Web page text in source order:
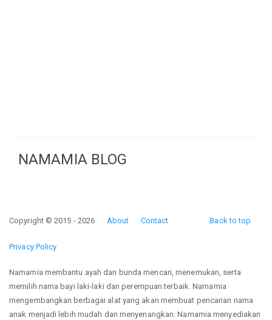
NAMAMIA BLOG
Back to top
Copyright © 2015 - 2026 About Contact
Privacy Policy
Namamia membantu ayah dan bunda mencari, menemukan, serta
memilih nama bayi laki-laki dan perempuan terbaik. Namamia
mengembangkan berbagai alat yang akan membuat pencarian nama
anak menjadi lebih mudah dan menyenangkan. Namamia menyediakan